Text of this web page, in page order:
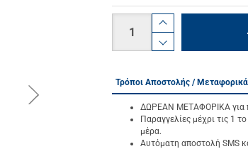
button.next
Τρόποι Αποστολής / Μεταφορικά
ΔΩΡΕΑΝ ΜΕΤΑΦΟΡΙΚΑ για
Παραγγελίες μέχρι τις 1
μέρα.
Αυτόματη αποστολή SMS